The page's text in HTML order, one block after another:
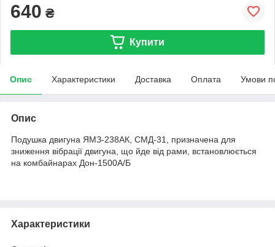
640 ₴
Купити
Опис Характеристики Доставка Оплата Умови
Опис
Подушка двигуна ЯМЗ-238АК, СМД-31, призначена для
зниження вібрації двигуна, що йде від рами, встановлюється
на комбайнарах Дон-1500А/Б
Характеристики